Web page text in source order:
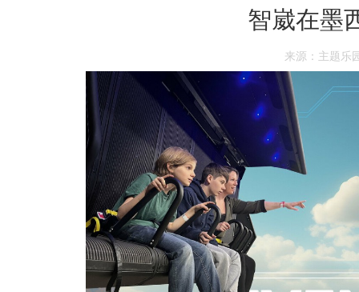
智崴在墨
来源：主题乐